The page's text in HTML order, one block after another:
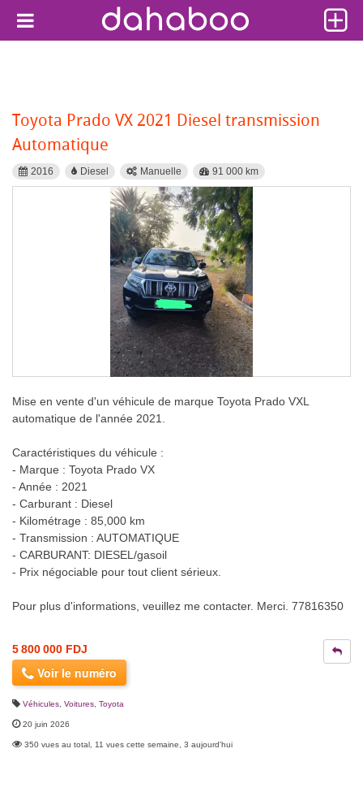
Toyota Prado VX 2021 Diesel transmission
Automatique
2016 Diesel Manuelle 91 000 km
Mise en vente d'un véhicule de marque Toyota Prado VXL
automatique de l'année 2021.
Caractéristiques du véhicule :
- Marque : Toyota Prado VX
- Année : 2021
- Carburant : Diesel
- Kilométrage : 85,000 km
- Transmission : AUTOMATIQUE
- CARBURANT: DIESEL/gasoil
- Prix négociable pour tout client sérieux.
Pour plus d'informations, veuillez me contacter. Merci. 77816350
5 800 000 FDJ
Voir le numéro
Véhicules Voitures Toyota
20 juin 2026
350 vues au total, 11 vues cette semaine, 3 aujourd'hui